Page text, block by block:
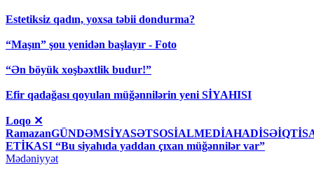
Estetiksiz qadın, yoxsa təbii dondurma?
“Maşın” şou yenidən başlayır - Foto
“Ən böyük xoşbəxtlik budur!”
Efir qadağası qoyulan müğənnilərin yeni SİYAHISI
Loqo ✕
ETİKASI “Bu siyahıda yaddan çıxan müğənnilər var”
Mədəniyyət